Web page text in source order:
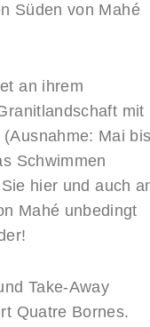
Süden von Mahé
an ihrem
mit
Mai
Schwimmen
hier und auch
Mahé unbedingt
Take-Away
Quatre Bornes.